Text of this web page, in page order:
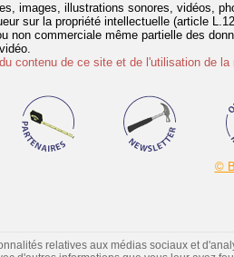
images, illustrations sonores, vidéos,
sur la propriété intellectuelle (article
non commerciale même partielle des
contenu de ce site et de l'utilisation de
©
relatives aux médias sociaux et